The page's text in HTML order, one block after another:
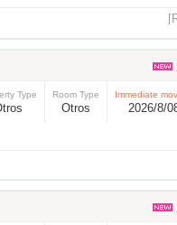
Type Room Type
Otros
Immediate
2026/8/